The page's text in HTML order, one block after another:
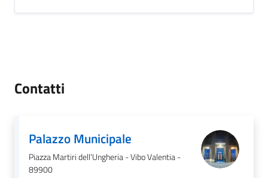
Contatti
Palazzo Municipale
Piazza Martiri dell'Ungheria - Vibo Valentia -
89900